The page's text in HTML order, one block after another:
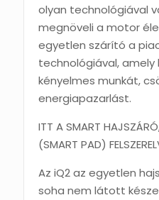
olyan technológiával
megnöveli a motor
egyetlen szárító a
technológiával,
kényelmes munkát,
energiapazarlást.
ITT A SMART
(SMART PAD)
Az iQ2 az egyetlen
soha nem látott